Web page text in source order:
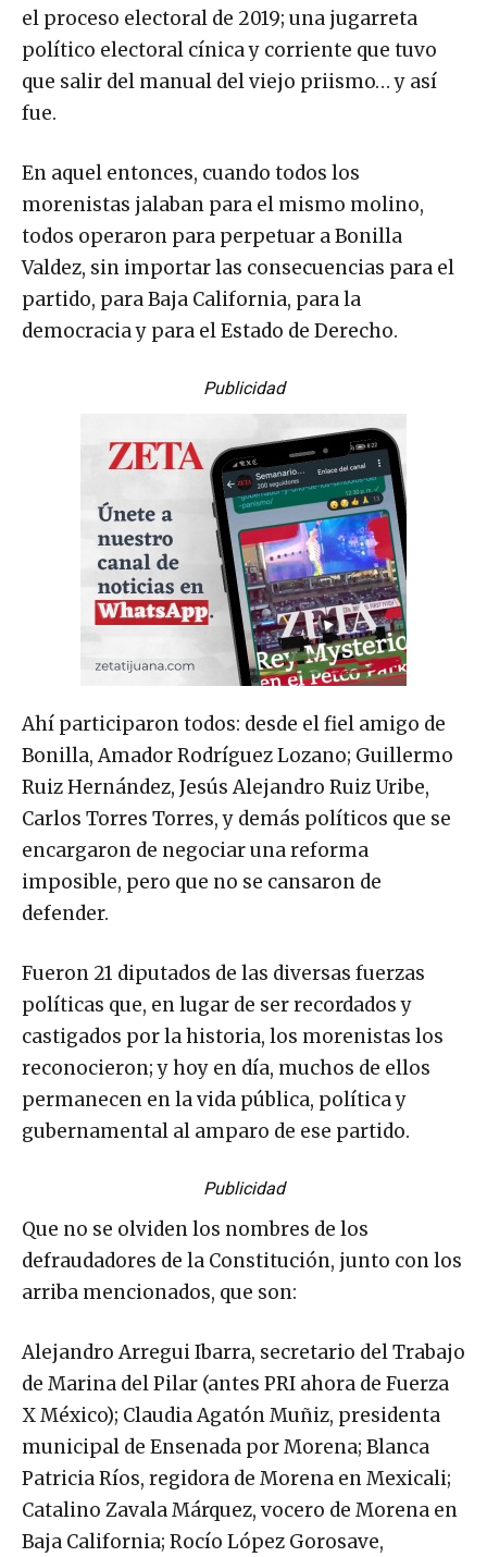
el proceso electoral de 2019; una jugarreta
político electoral cínica y corriente que tuvo
que salir del manual del viejo priismo… y así
fue.
En aquel entonces, cuando todos los
morenistas jalaban para el mismo molino,
todos operaron para perpetuar a Bonilla
Valdez, sin importar las consecuencias para el
partido, para Baja California, para la
democracia y para el Estado de Derecho.
Publicidad
Ahí participaron todos: desde el fiel amigo de
Bonilla, Amador Rodríguez Lozano; Guillermo
Ruiz Hernández, Jesús Alejandro Ruiz Uribe,
Carlos Torres Torres, y demás políticos que se
encargaron de negociar una reforma
imposible, pero que no se cansaron de
defender.
Fueron 21 diputados de las diversas fuerzas
políticas que, en lugar de ser recordados y
castigados por la historia, los morenistas los
reconocieron; y hoy en día, muchos de ellos
permanecen en la vida pública, política y
gubernamental al amparo de ese partido.
Publicidad
Que no se olviden los nombres de los
defraudadores de la Constitución, junto con los
arriba mencionados, que son:
Alejandro Arregui Ibarra, secretario del Trabajo
de Marina del Pilar (antes PRI ahora de Fuerza
X México); Claudia Agatón Muñiz, presidenta
municipal de Ensenada por Morena; Blanca
Patricia Ríos, regidora de Morena en Mexicali;
Catalino Zavala Márquez, vocero de Morena en
Baja California; Rocío López Gorosave,